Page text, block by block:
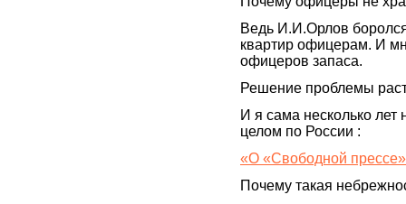
Ведь И.И.Орлов
квартир офицерам. И
офицеров запаса.
Решение проблемы
И я сама несколько лет
целом по России :
«О «Свободной
Почему такая